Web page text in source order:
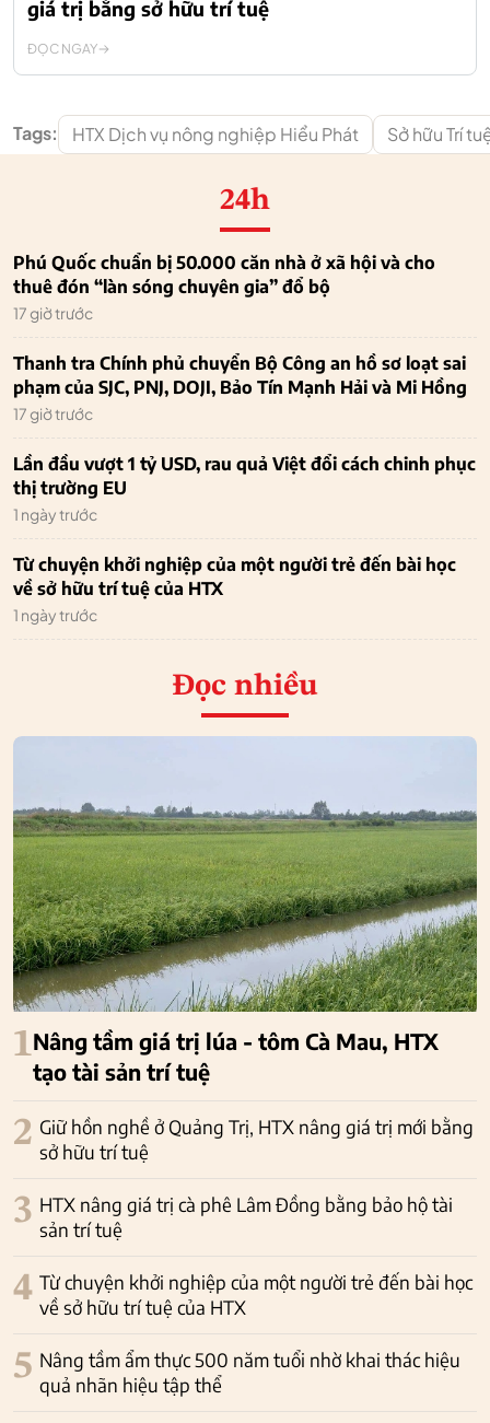
giá trị bằng sở hữu trí tuệ
ĐỌC NGAY
Tags: HTX Dịch vụ nông nghiệp Hiểu Phát Sở hữu Trí
24h
Phú Quốc chuẩn bị 50.000 căn nhà ở xã hội và cho
thuê đón “làn sóng chuyên gia” đổ bộ
17 giờ trước
Thanh tra Chính phủ chuyển Bộ Công an hồ sơ loạt sai
phạm của SJC, PNJ, DOJI, Bảo Tín Mạnh Hải và Mi Hồng
17 giờ trước
Lần đầu vượt 1 tỷ USD, rau quả Việt đổi cách chinh phục
thị trường EU
1 ngày trước
Từ chuyện khởi nghiệp của một người trẻ đến bài học
về sở hữu trí tuệ của HTX
1 ngày trước
Đọc nhiều
1Nâng tầm giá trị lúa - tôm Cà Mau, HTX
tạo tài sản trí tuệ
2 Giữ hồn nghề ở Quảng Trị, HTX nâng giá trị mới bằng
sở hữu trí tuệ
3 HTX nâng giá trị cà phê Lâm Đồng bằng bảo hộ tài
sản trí tuệ
4 Từ chuyện khởi nghiệp của một người trẻ đến bài học
về sở hữu trí tuệ của HTX
5 Nâng tầm ẩm thực 500 năm tuổi nhờ khai thác hiệu
quả nhãn hiệu tập thể